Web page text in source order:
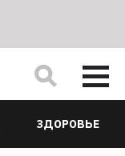
ЗДОРОВЬЕ